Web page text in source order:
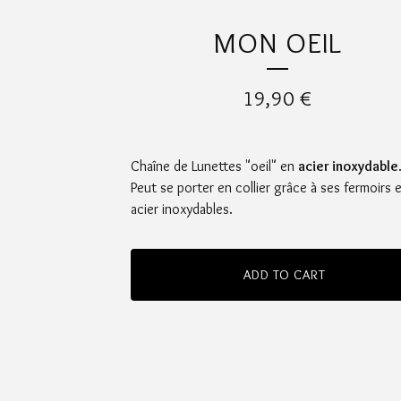
MON OEIL
19,90€
Chaîne de Lunettes "oeil" en acier inoxydable.
Peut se porter en collier grâce à ses fermoirs
acier inoxydables.
ADD TO CART